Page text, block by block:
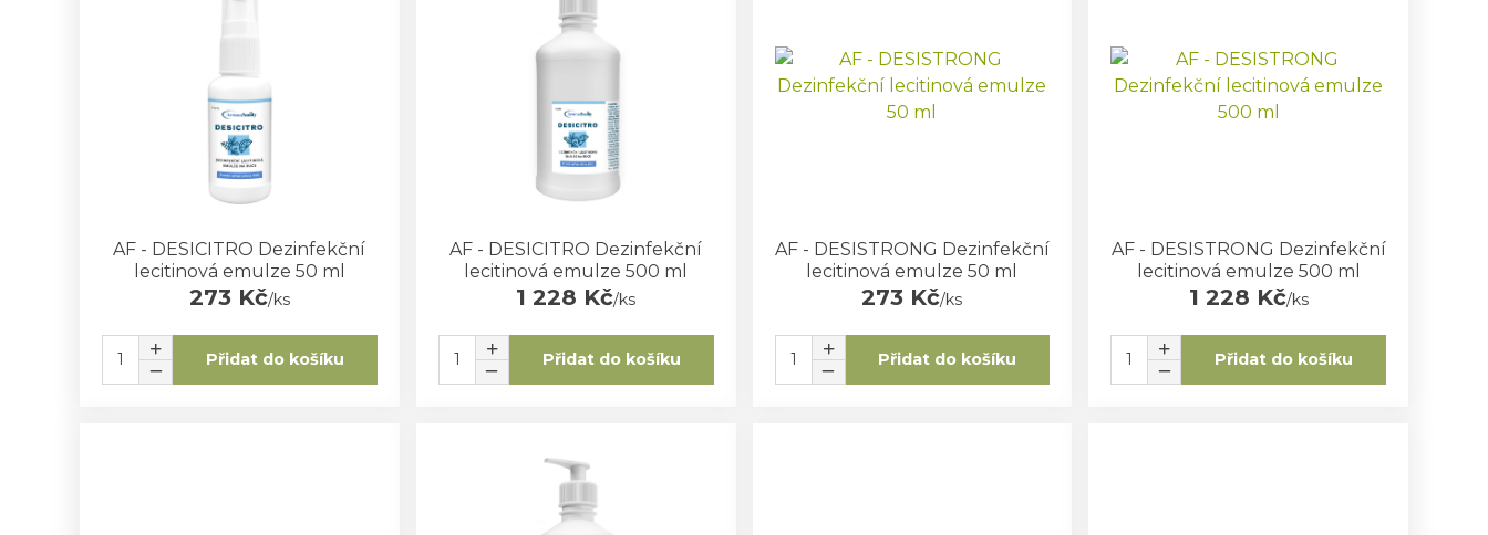
AF - DESICITRO Dezinfekční
lecitinová emulze 50 ml
273 Kč/ks
Přidat do košíku
AF - DESICITRO Dezinfekční
lecitinová emulze 500 ml
1 228 Kč/ks
Přidat do košíku
AF - DESISTRONG Dezinfekční
lecitinová emulze 50 ml
273 Kč/ks
Přidat do košíku
AF - DESISTRONG Dezinfekční
lecitinová emulze 500 ml
1 228 Kč/ks
Přidat do košíku